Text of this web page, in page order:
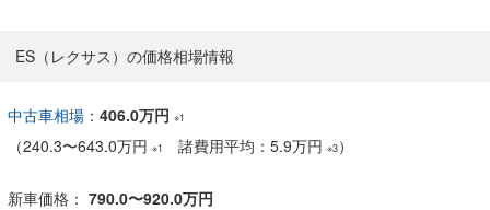
ES（レクサス）の価格相場情報
中古車相場 ： 406.0万円 ※1
（240.3〜643.0万円 ※1 諸費用平均：5.9万円 ※3）
新車価格： 790.0〜920.0万円